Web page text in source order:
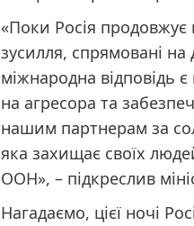
«Поки Росія продовжує
зусилля, спрямовані
міжнародна відповідь
на агресора та
нашим партнерам за
яка захищає своїх
ООН», – підкреслив
Нагадаємо, цієї ночі